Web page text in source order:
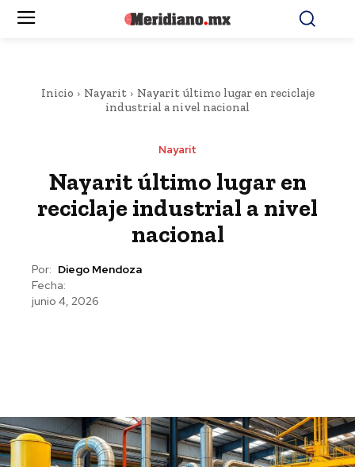
Inicio Nayarit
Nayarit último lugar en reciclaje
industrial a nivel nacional
Nayarit
Nayarit último lugar en
reciclaje industrial a nivel
nacional
Por: Diego Mendoza
Fecha:
junio 4, 2026